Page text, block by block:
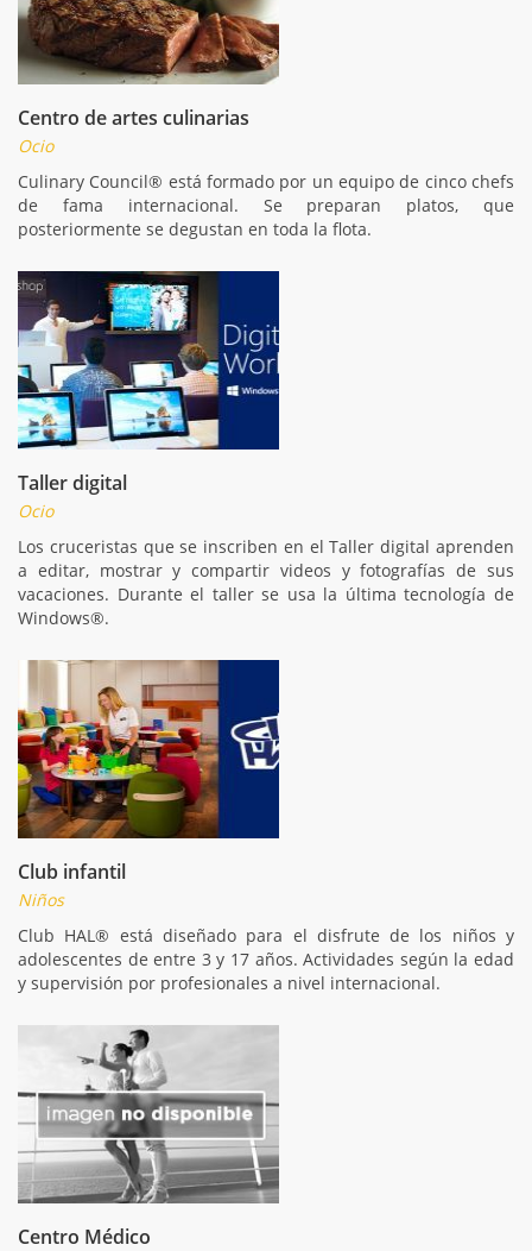
Centro de artes culinarias
Ocio
Culinary Council® está formado por un equipo de cinco chefs
de fama internacional. Se preparan platos, que
posteriormente se degustan en toda la flota.
Taller digital
Ocio
Los cruceristas que se inscriben en el Taller digital aprenden
a editar, mostrar y compartir videos y fotografías de sus
vacaciones. Durante el taller se usa la última tecnología de
Windows®.
Club infantil
Niños
Club HAL® está diseñado para el disfrute de los niños y
adolescentes de entre 3 y 17 años. Actividades según la edad
y supervisión por profesionales a nivel internacional.
Centro Médico